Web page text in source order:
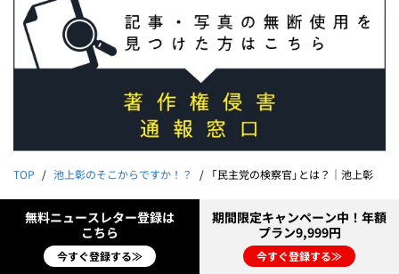
TOP 池上彰のそこからですか！？ 「民主党の検察官」とは？｜池上彰
無料ニュースレター登録は
こちら
今すぐ登録する≫
期間限定キャンペーン中！年額
プラン9,999円
今すぐ登録する≫